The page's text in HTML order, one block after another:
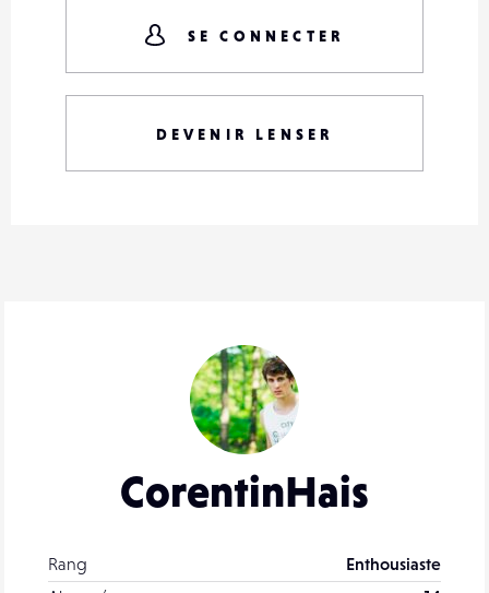
CorentinHais
Rang
Enthousiaste
SE CONNECTER
DEVENIR LENSER